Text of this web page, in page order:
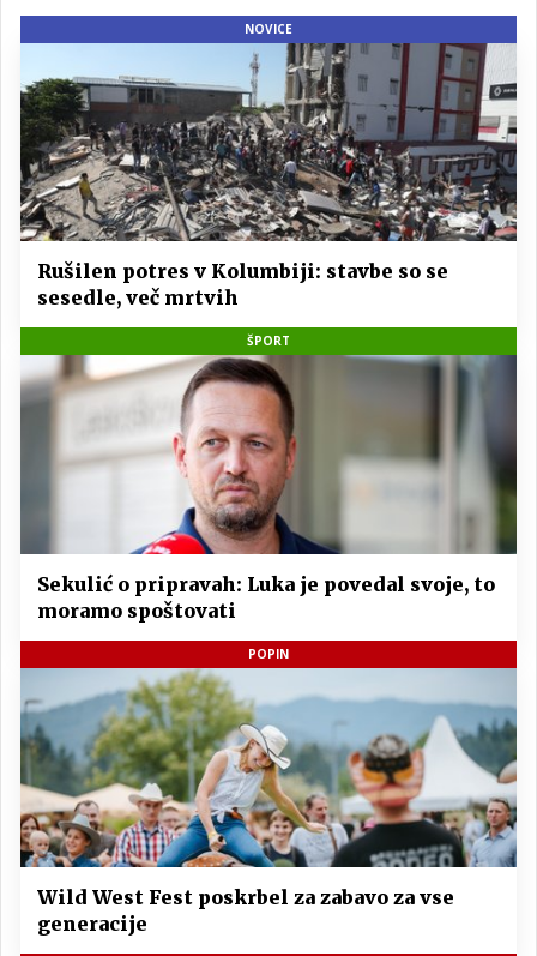
NOVICE
Rušilen potres v Kolumbiji: stavbe so se
sesedle, več mrtvih
ŠPORT
Sekulić o pripravah: Luka je povedal svoje, to
moramo spoštovati
POPIN
Wild West Fest poskrbel za zabavo za vse
generacije